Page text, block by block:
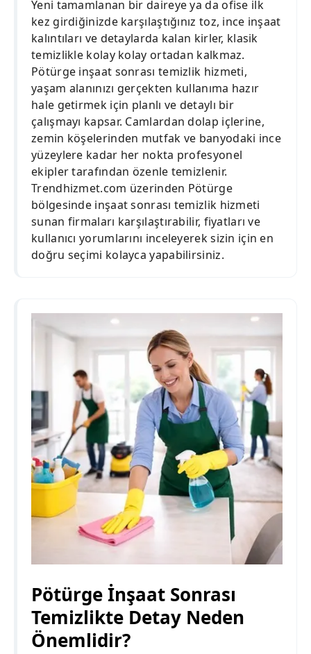
Yeni tamamlanan bir daireye ya da ofise ilk
kez girdiğinizde karşılaştığınız toz, ince inşaat
kalıntıları ve detaylarda kalan kirler, klasik
temizlikle kolay kolay ortadan kalkmaz.
Pötürge inşaat sonrası temizlik hizmeti,
yaşam alanınızı gerçekten kullanıma hazır
hale getirmek için planlı ve detaylı bir
çalışmayı kapsar. Camlardan dolap içlerine,
zemin köşelerinden mutfak ve banyodaki ince
yüzeylere kadar her nokta profesyonel
ekipler tarafından özenle temizlenir.
Trendhizmet.com üzerinden Pötürge
bölgesinde inşaat sonrası temizlik hizmeti
sunan firmaları karşılaştırabilir, fiyatları ve
kullanıcı yorumlarını inceleyerek sizin için en
doğru seçimi kolayca yapabilirsiniz.
Pötürge İnşaat Sonrası
Temizlikte Detay Neden
Önemlidir?